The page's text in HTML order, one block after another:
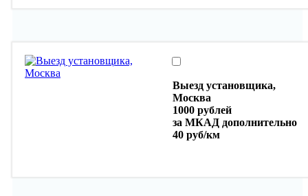
Выезд установщика,
Москва
1000 рублей
за МКАД дополнительно
40 руб/км